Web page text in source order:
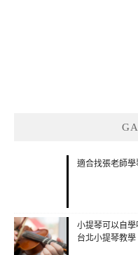
適合找張老師學
小提琴可以自
台北小提琴教學